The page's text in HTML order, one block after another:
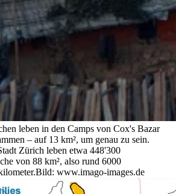
leben in den Camps von Cox's Bazar
– auf 13 km², um genau zu sein.
Zürich leben etwa 448'300
von 88 km², also rund 6000
Bild: www.imago-images.de